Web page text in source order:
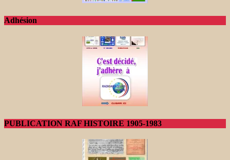
Adhésion
PUBLICATION RAF HISTOIRE 1905-1983